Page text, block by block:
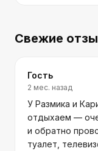
Свежие
Гость
2 мес. назад
У Размика и
отдыхаем —
и обратно
туалет,